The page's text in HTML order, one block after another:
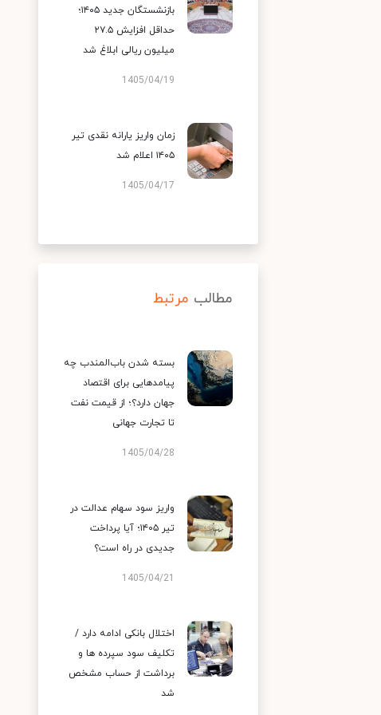
بازنشستگان جدید ۱۴۰۵؛
حداقل افزایش ۲۷.۵
میلیون ریالی ابلاغ شد
1405/04/19
زمان واریز یارانه نقدی تیر
۱۴۰۵ اعلام شد
1405/04/17
مطالب مرتبط
بسته شدن باب‌المندب چه
پیامدهایی برای اقتصاد
جهان دارد؟؛ از قیمت نفت
تا تجارت جهانی
1405/04/28
واریز سود سهام عدالت در
تیر ۱۴۰۵؛ آیا پرداخت
جدیدی در راه است؟
1405/04/21
اختلال بانکی ادامه دارد /
تکلیف سود سپرده ها و
برداشت از حساب مشخص
شد